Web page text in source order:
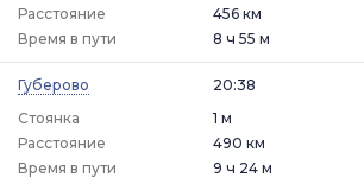
Расстояние
456 км
Время в пути
8 ч 55 м
Губерово
20:38
Стоянка
1 м
Расстояние
490 км
Время в пути
9 ч 24 м